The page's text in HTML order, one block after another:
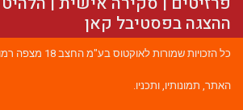
ההצגה בפסטיבל קאן
כל הזכויות שמורות
האתר, תמונותיו, ותכניו.